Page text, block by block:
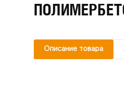
Описание товара